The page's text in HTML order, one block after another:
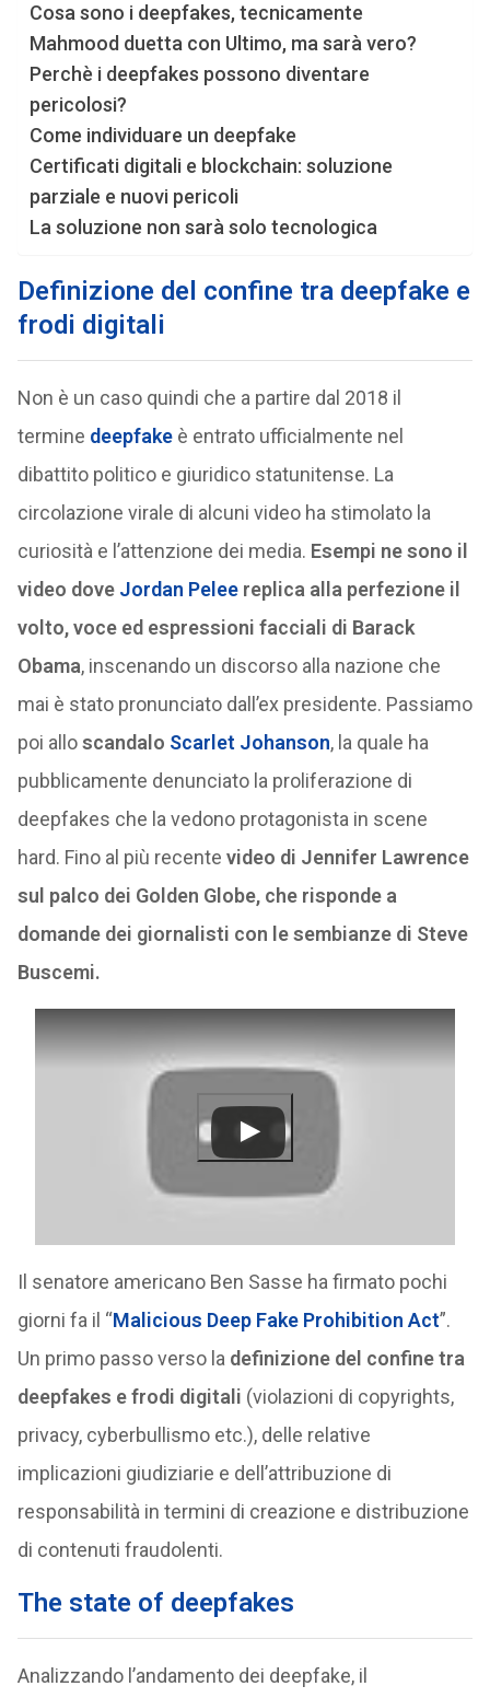
Cosa sono i deepfakes, tecnicamente
Mahmood duetta con Ultimo, ma sarà vero?
Perchè i deepfakes possono diventare
pericolosi?
Come individuare un deepfake
Certificati digitali e blockchain: soluzione
parziale e nuovi pericoli
La soluzione non sarà solo tecnologica
Definizione del confine tra deepfake e
frodi digitali
Non è un caso quindi che a partire dal 2018 il
termine deepfake è entrato ufficialmente nel
dibattito politico e giuridico statunitense. La
circolazione virale di alcuni video ha stimolato la
curiosità e l’attenzione dei media. Esempi ne sono il
video doveJordan Peleereplica alla perfezione il
volto, voce ed espressioni facciali di Barack
Obama, inscenando un discorso alla nazione che
mai è stato pronunciato dall’ex presidente. Passiamo
poi alloscandalo Scarlet Johanson, la quale ha
pubblicamente denunciato la proliferazione di
deepfakes che la vedono protagonista in scene
hard. Fino al più recente video di Jennifer Lawrence
sul palco dei Golden Globe, che risponde a
domande dei giornalisti con le sembianze di Steve
Buscemi.
Il senatore americano Ben Sasse ha firmato pochi
giorni fa il “Malicious Deep Fake Prohibition Act”.
Un primo passo verso la definizione del confine tra
deepfakes e frodi digitali (violazioni di copyrights,
privacy, cyberbullismo etc.), delle relative
implicazioni giudiziarie e dell’attribuzione di
responsabilità in termini di creazione e distribuzione
di contenuti fraudolenti.
The state of deepfakes
Analizzando l’andamento dei deepfake, il